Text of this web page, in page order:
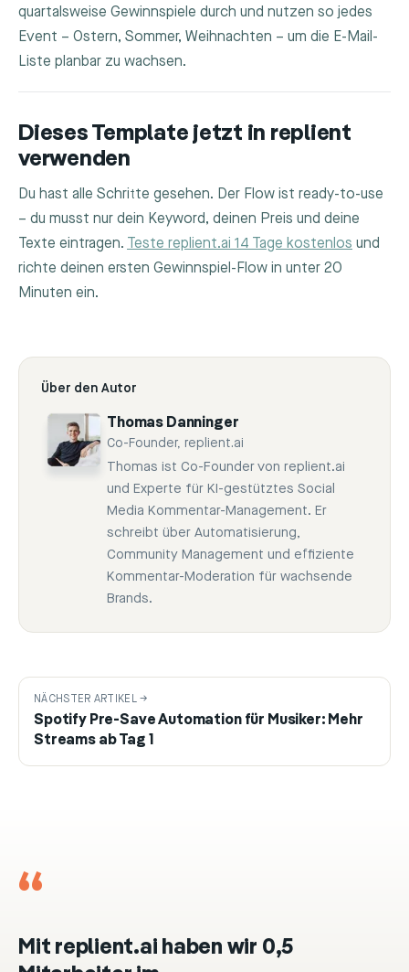
quartalsweise Gewinnspiele durch und nutzen so jedes
Event – Ostern, Sommer, Weihnachten – um die E-Mail-
Liste planbar zu wachsen.
Dieses Template jetzt in replient
verwenden
Du hast alle Schritte gesehen. Der Flow ist ready-to-use
– du musst nur dein Keyword, deinen Preis und deine
Texte eintragen. Teste replient.ai 14 Tage kostenlos und
richte deinen ersten Gewinnspiel-Flow in unter 20
Minuten ein.
Über den Autor
Thomas Danninger
Co-Founder, replient.ai
Thomas ist Co-Founder von replient.ai
und Experte für KI-gestütztes Social
Media Kommentar-Management. Er
schreibt über Automatisierung,
Community Management und effiziente
Kommentar-Moderation für wachsende
Brands.
NÄCHSTER ARTIKEL →
Spotify Pre-Save Automation für Musiker: Mehr
Streams ab Tag 1
“
Mit replient.ai haben wir 0,5